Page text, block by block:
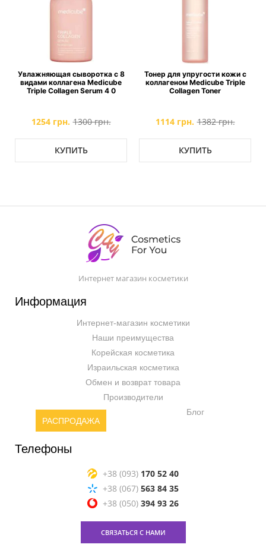
Увлажняющая сыворотка с 8
видами коллагена Medicube
Triple Collagen Serum 4 0
1254 грн. 1300 грн.
КУПИТЬ
Тонер для упругости кожи с
коллагеном Medicube Triple
Collagen Toner
1114 грн. 1382 грн.
КУПИТЬ
Интернет магазин косметики
Информация
Интернет-магазин косметики
Наши преимущества
Корейская косметика
Израильская косметика
Обмен и возврат товара
Производители
РАСПРОДАЖА
Блог
Телефоны
+38 (093) 170 52 40
+38 (067) 563 84 35
+38 (050) 394 93 26
СВЯЗАТЬСЯ С НАМИ